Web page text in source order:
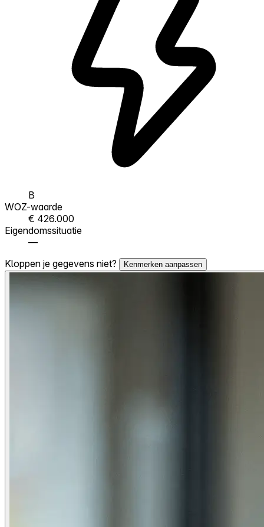
B
WOZ-waarde
€ 426.000
Eigendomssituatie
—
Kloppen je gegevens niet?
Kenmerken aanpassen